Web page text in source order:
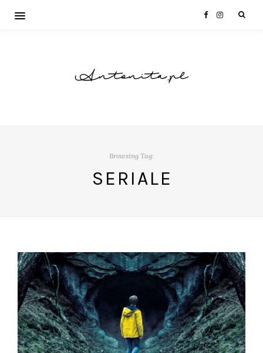
Antonita.pl
Browsing Tag:
SERIALE